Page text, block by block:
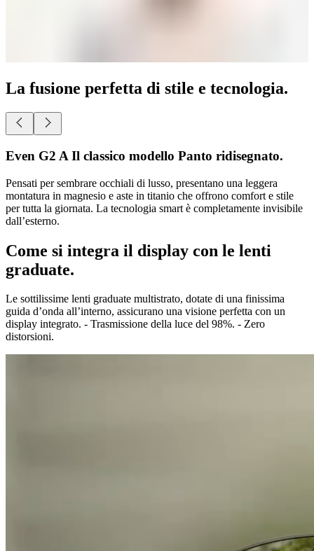
La fusione perfetta di stile e tecnologia.
Even G2 B Una moderna forma rettangolare
Pensati per sembrare occhiali di lusso, presentano una leggera
montatura in magnesio e aste in titanio che offrono comfort e stile
per tutta la giornata. La tecnologia smart è completamente invisibile
Come si integra il display con le lenti
graduate.
Le sottilissime lenti graduate multistrato, dotate di una finissima
guida d’onda all’interno, assicurano una visione perfetta con un
display integrato. - Trasmissione della luce del 98%. - Zero
distorsioni.